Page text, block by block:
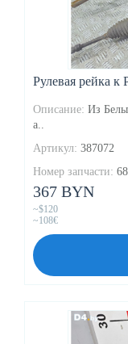
Рулевая рейка к
Описание: Из
а..
Артикул: 387072
Номер запчасти:
367 BYN
~$120
~108€